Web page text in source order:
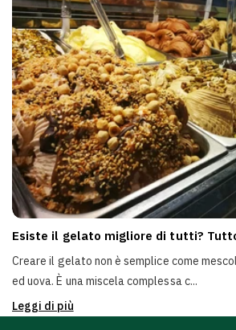
Esiste il gelato migliore di tutti?
Creare il gelato non è semplice come
ed uova. È una miscela complessa c...
Leggi di più